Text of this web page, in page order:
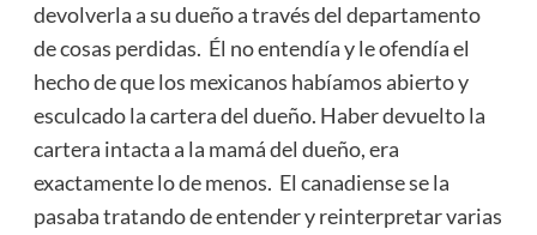
devolverla a su dueño a través del departamento
de cosas perdidas. Él no entendía y le ofendía el
hecho de que los mexicanos habíamos abierto y
esculcado la cartera del dueño. Haber devuelto la
cartera intacta a la mamá del dueño, era
exactamente lo de menos. El canadiense se la
pasaba tratando de entender y reinterpretar varias